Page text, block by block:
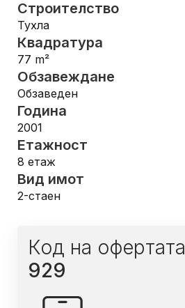
Строителство
Тухла
Квадратура
77 m²
Обзавеждане
Обзаведен
Година
2001
Етажност
8 етаж
Вид имот
2-стаен
Код на офертата
929